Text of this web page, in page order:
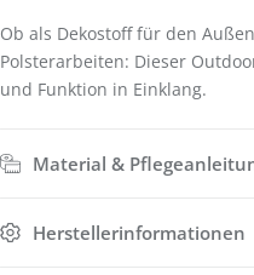
Ob als Dekostoff für den
Polsterarbeiten: Dieser
und Funktion in Einklang.
Material &
Herstellerinformationen